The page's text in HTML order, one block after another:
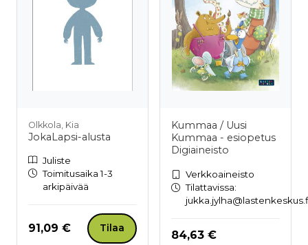
Olkkola, Kia
JokaLapsi-alusta
Juliste
Toimitusaika 1-3
arkipäivää
Hinta nyt
91,09 € Tilaa
Kummaa / Uusi
Kummaa - esiopetus
Digiaineisto
Verkkoaineisto
Tilattavissa:
Hinta nyt
84,63 €